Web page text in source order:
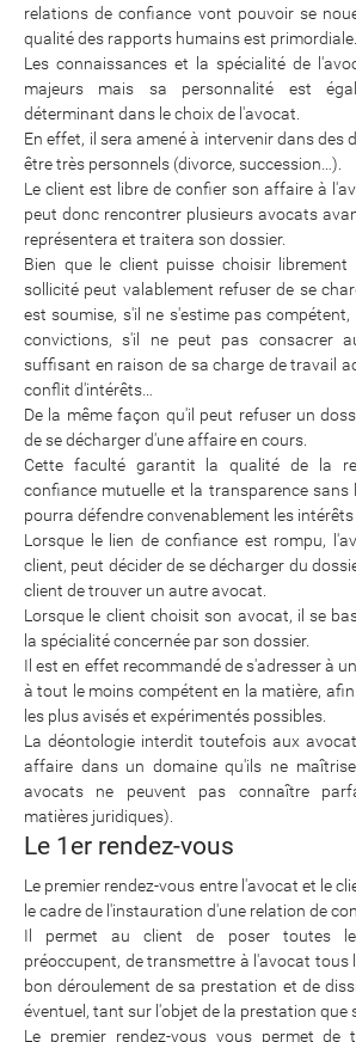
relations de confiance vont pouvoir se
qualité des rapports humains est primordiale.
Les connaissances et la spécialité de
majeurs mais sa personnalité est
déterminant dans le choix de l'avocat.
En effet, il sera amené à intervenir dans des
être très personnels (divorce, succession…).
Le client est libre de confier son affaire à
peut donc rencontrer plusieurs avocats
représentera et traitera son dossier.
Bien que le client puisse choisir
sollicité peut valablement refuser de se
est soumise, s'il ne s'estime pas
convictions, s'il ne peut pas consacrer
suffisant en raison de sa charge de travail
conflit d'intérêts…
De la même façon qu'il peut refuser un
de se décharger d'une affaire en cours.
Cette faculté garantit la qualité de la
confiance mutuelle et la transparence sans
pourra défendre convenablement les intérêts
Lorsque le lien de confiance est rompu,
client, peut décider de se décharger du
client de trouver un autre avocat.
Lorsque le client choisit son avocat, il se
la spécialité concernée par son dossier.
Il est en effet recommandé de s'adresser à
à tout le moins compétent en la matière,
les plus avisés et expérimentés possibles.
La déontologie interdit toutefois aux
affaire dans un domaine qu'ils ne
avocats ne peuvent pas connaître
matières juridiques).
Le 1er rendez-vous
Le premier rendez-vous entre l'avocat et le
le cadre de l'instauration d'une relation de
Il permet au client de poser toutes
préoccupent, de transmettre à l'avocat tous
bon déroulement de sa prestation et de
éventuel, tant sur l'objet de la prestation que
Le premier rendez-vous vous permet de